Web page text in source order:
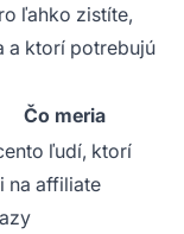
ľahko zistíte,
a ktorí potrebujú
Čo meria
ľudí, ktorí
na affiliate